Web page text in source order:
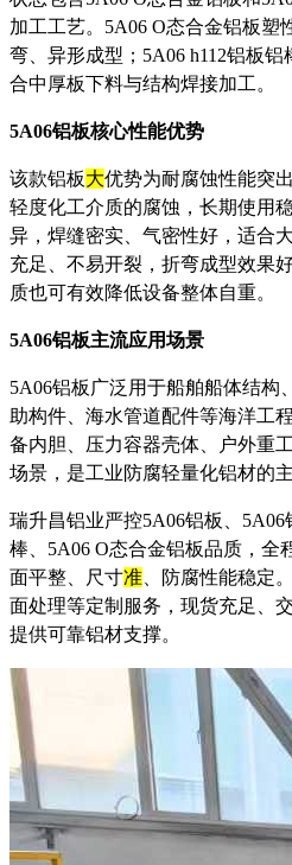
加工工艺。5A06 O态合金铝板塑
弯、异形成型；5A06 h112铝板
合中厚板下料与结构焊接加工。
5A06铝板核心性能优势
该款铝板大优势为耐腐蚀性能突
轻度化工介质的腐蚀，长期使用
异，焊缝密实、气密性好，适合
充足、不易开裂，折弯成型效果
质也可有效降低设备整体自重。
5A06铝板主流应用场景
5A06铝板广泛用于船舶船体结构
助构件、海水管道配件等海洋工
备内胆、压力容器壳体、户外重
场景，是工业防腐轻量化铝材的主
瑞升昌铝业严控5A06铝板、5A06
棒、5A06 O态合金铝板品质，全
面平整、尺寸准 、防腐性能稳定
面处理等定制服务，现货充足、
提供可靠铝材支撑。